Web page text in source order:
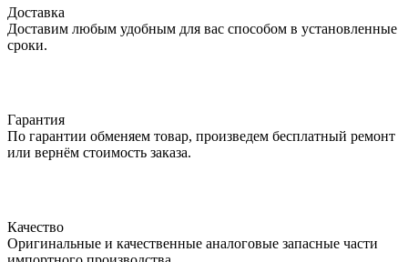
Доставка
Доставим любым удобным для вас способом в установленные
сроки.
Гарантия
По гарантии обменяем товар, произведем бесплатный ремонт
или вернём стоимость заказа.
Качество
Оригинальные и качественные аналоговые запасные части